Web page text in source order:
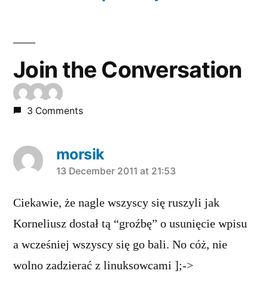
Join the Conversation
3 Comments
morsik
says:
13 December 2011 at 21:53
Ciekawie, że nagle wszyscy się ruszyli jak
Korneliusz dostał tą “groźbę” o usunięcie wpisu
a wcześniej wszyscy się go bali. No cóż, nie
wolno zadzierać z linuksowcami ];->